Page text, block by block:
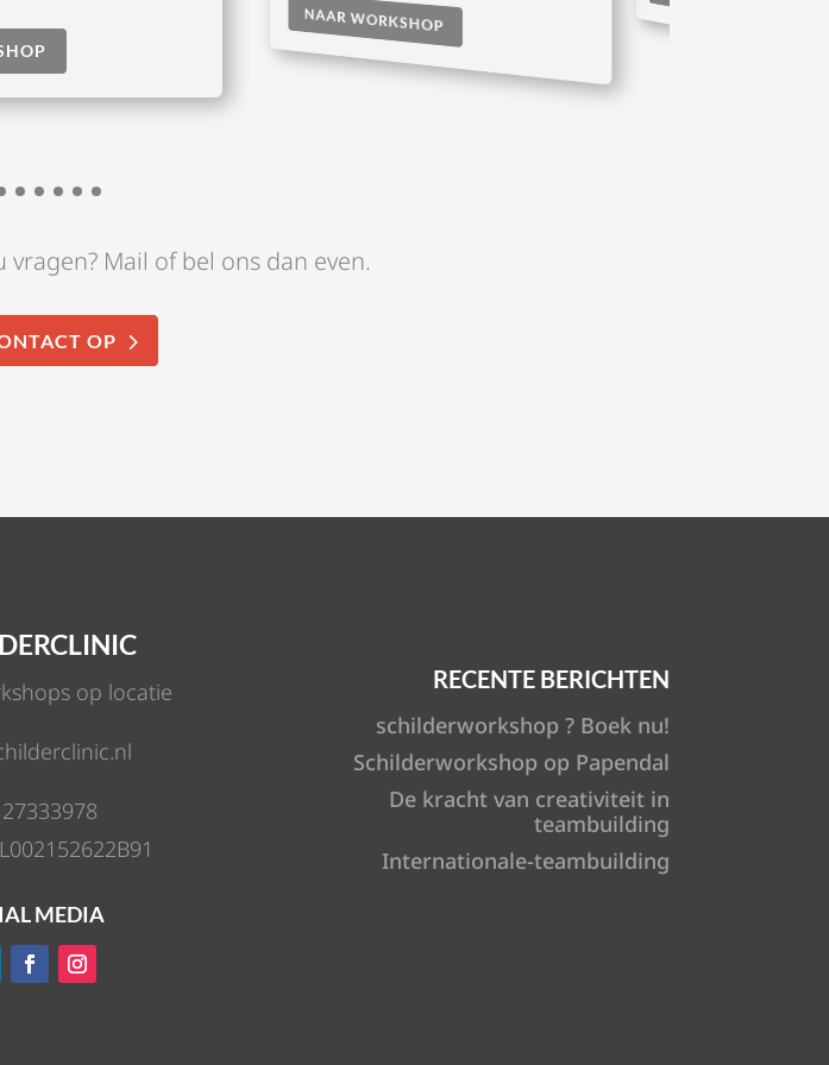
NAAR WORKSHOP
Mail of bel ons dan even.
OP
op locatie
27333978
MEDIA
RECENTE BERICHTEN
schilderworkshop ? Boek nu!
Schilderworkshop op Papendal
De kracht van creativiteit in
teambuilding
Internationale-teambuilding